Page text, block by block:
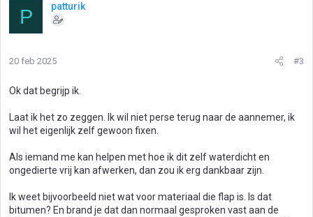
P patturik
20 feb 2025 #3
Ok dat begrijp ik.
Laat ik het zo zeggen. Ik wil niet perse terug naar de aannemer, ik
wil het eigenlijk zelf gewoon fixen.
Als iemand me kan helpen met hoe ik dit zelf waterdicht en
ongedierte vrij kan afwerken, dan zou ik erg dankbaar zijn.
Ik weet bijvoorbeeld niet wat voor materiaal die flap is. Is dat
bitumen? En brand je dat dan normaal gesproken vast aan de